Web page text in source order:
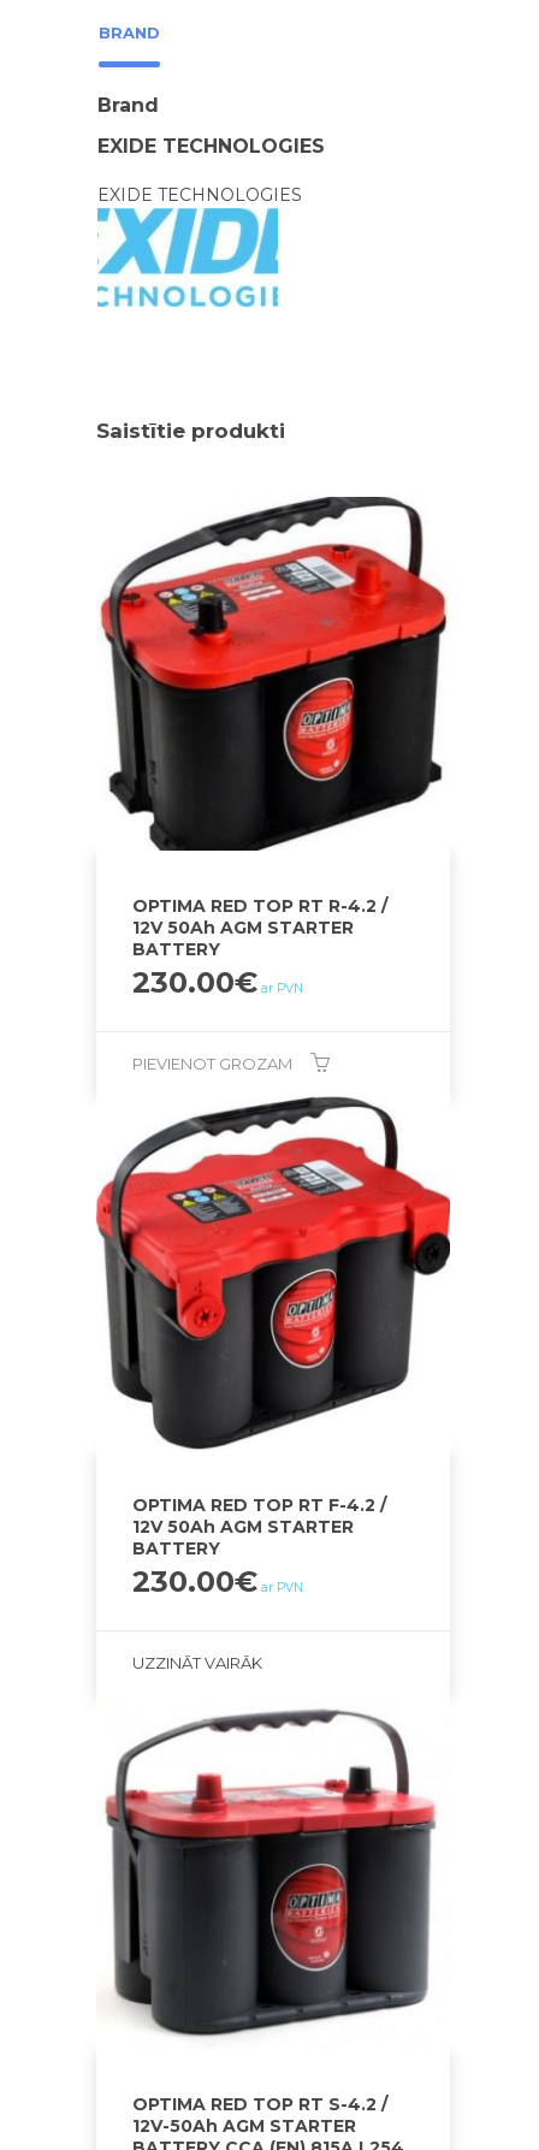
BRAND
Brand
EXIDE TECHNOLOGIES
EXIDE TECHNOLOGIES
Saistītie produkti
OPTIMA RED TOP RT R-4.2 /
12V 50Ah AGM STARTER
BATTERY
230.00€ ar PVN
PIEVIENOT GROZAM
OPTIMA RED TOP RT F-4.2 /
12V 50Ah AGM STARTER
BATTERY
230.00€ ar PVN
UZZINĀT VAIRĀK
OPTIMA RED TOP RT S-4.2 /
12V-50Ah AGM STARTER